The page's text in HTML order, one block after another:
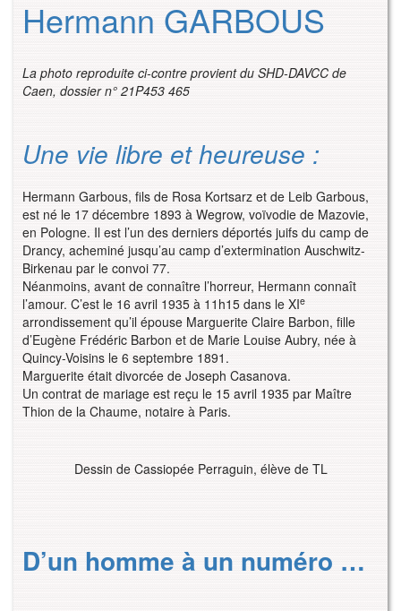
Hermann GARBOUS
La photo reproduite ci-contre provient du SHD-DAVCC de
Caen, dossier n° 21P453 465
Une vie libre et heureuse :
Hermann Garbous, fils de Rosa Kortsarz et de Leib Garbous,
est né le 17 décembre 1893 à Wegrow, voïvodie de Mazovie,
en Pologne. Il est l’un des derniers déportés juifs du camp de
Drancy, acheminé jusqu’au camp d’extermination Auschwitz-
Birkenau par le convoi 77.
Néanmoins, avant de connaître l’horreur, Hermann connaît
l’amour. C’est le 16 avril 1935 à 11h15 dans le XIe
arrondissement qu’il épouse Marguerite Claire Barbon, fille
d’Eugène Frédéric Barbon et de Marie Louise Aubry, née à
Quincy-Voisins le 6 septembre 1891.
Marguerite était divorcée de Joseph Casanova.
Un contrat de mariage est reçu le 15 avril 1935 par Maître
Thion de la Chaume, notaire à Paris.
Dessin de Cassiopée Perraguin, élève de TL
D’un homme à un numéro …